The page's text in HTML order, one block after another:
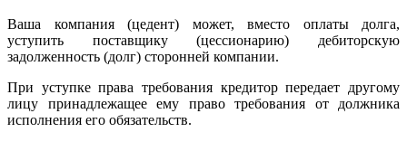
Ваша компания (цедент) может, вместо оплаты долга,
уступить поставщику (цессионарию) дебиторскую
задолженность (долг) сторонней компании.
При уступке права требования кредитор передает другому
лицу принадлежащее ему право требования от должника
исполнения его обязательств.